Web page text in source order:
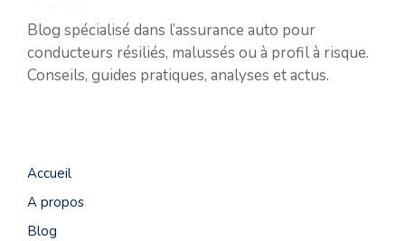
Blog spécialisé dans l’assurance auto pour
conducteurs résiliés, malussés ou à profil à risque.
Conseils, guides pratiques, analyses et actus.
Accueil
A propos
Blog